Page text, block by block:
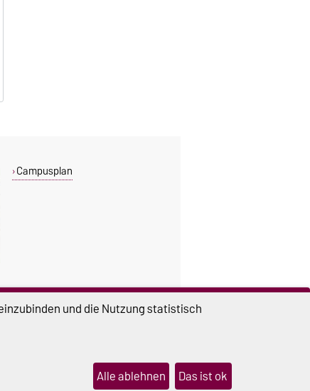
Campusplan
DIESE SEITE
Sitemap
und die Nutzung statistisch
Alle ablehnen Das ist ok